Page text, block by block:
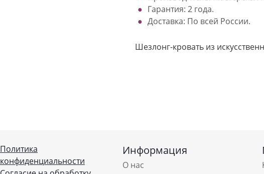
Гарантия: 2 года.
Доставка: По всей России.
Шезлонг-кровать из
Политика
конфиденциальности
Информация
О нас